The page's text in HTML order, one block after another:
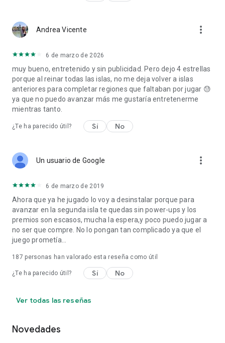
Andrea Vicente more_vert
6 de marzo de 2026
muy bueno, entretenido y sin publicidad. Pero dejo 4 estrellas
porque al reinar todas las islas, no me deja volver a islas
anteriores para completar regiones que faltaban por jugar 😓
ya que no puedo avanzar más me gustaría entretenerme
mientras tanto.
¿Te ha parecido útil? Sí No
Un usuario de Google more_vert
6 de marzo de 2019
Ahora que ya he jugado lo voy a desinstalar porque para
avanzar en la segunda isla te quedas sin power-ups y los
premios son escasos, mucha la espera,y poco puedo jugar a
no ser que compre. No lo pongan tan complicado ya que el
juego prometía...
187 personas han valorado esta reseña como útil
¿Te ha parecido útil? Sí No
Ver todas las reseñas
Novedades